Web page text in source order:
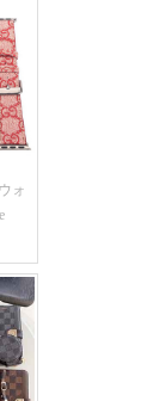
ォ
ル
バ